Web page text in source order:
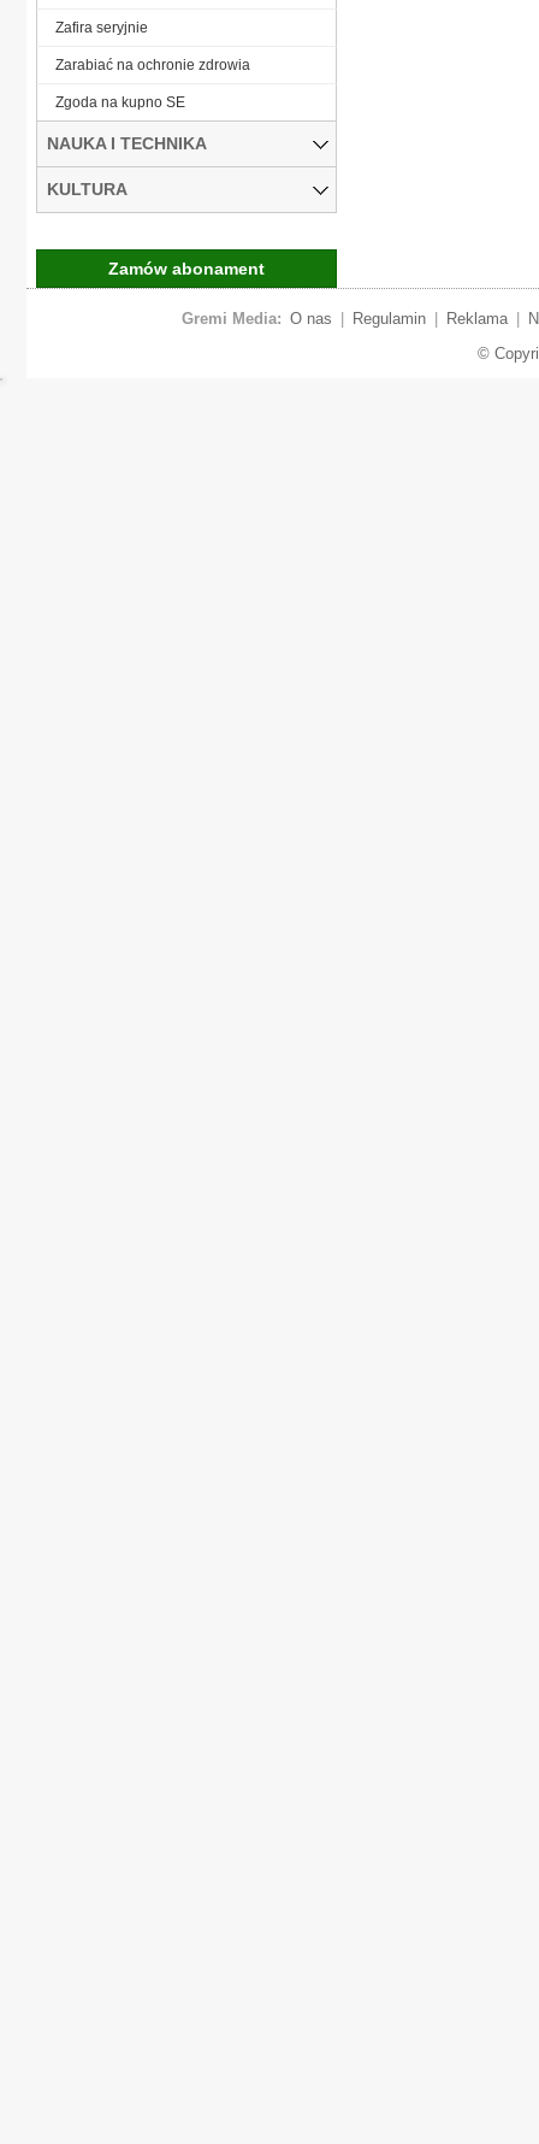
Zafira seryjnie
Zarabiać na ochronie zdrowia
Zgoda na kupno SE
NAUKA I TECHNIKA
KULTURA
Zamów abonament
Gremi Media: O nas Regulamin Reklama
©